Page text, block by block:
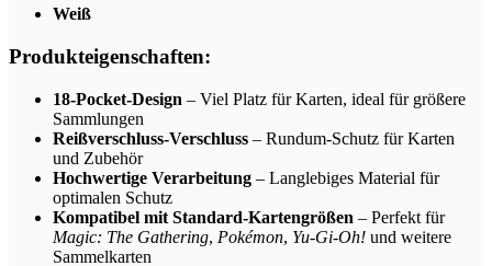
Weiß
Produkteigenschaften:
18-Pocket-Design – Viel Platz für Karten, ideal für größere
Sammlungen
Reißverschluss-Verschluss – Rundum-Schutz für Karten
und Zubehör
Hochwertige Verarbeitung – Langlebiges Material für
optimalen Schutz
Kompatibel mit Standard-Kartengrößen – Perfekt für
Magic: The Gathering, Pokémon, Yu-Gi-Oh! und weitere
Sammelkarten